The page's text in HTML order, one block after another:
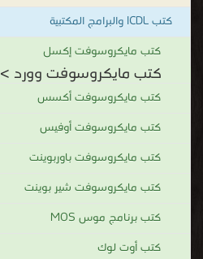
كتب ICDL والبرامج المكتبية
كتب مايكروسوفت إكسل
كتب مايكروسوفت وورد >
كتب مايكروسوفت أكسس
كتب مايكروسوفت أوفيس
كتب مايكروسوفت باوربوينت
كتب مايكروسوفت شير بوينت
كتب برنامج موس MOS
كتب أوت لوك